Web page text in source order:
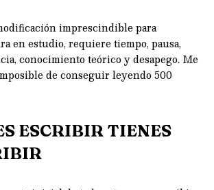
imprescindible para
en estudio, requiere tiempo, pausa,
conocimiento teórico y desapego. Me
de conseguir leyendo 500
ESCRIBIR TIENES